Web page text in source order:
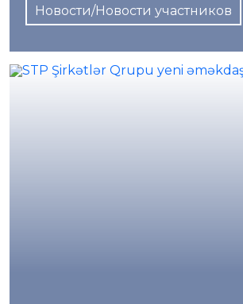
Новости/Новости участников